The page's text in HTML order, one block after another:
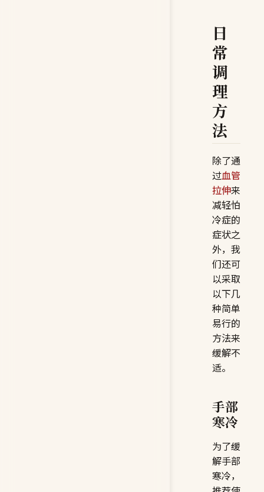
日
常
调
理
方
法
除了通
过血管
拉伸来
减轻怕
冷症的
症状之
外，我
们还可
以采取
以下几
种简单
易行的
方法来
缓解不
适。
手部
寒冷
为了缓
解手部
寒冷，